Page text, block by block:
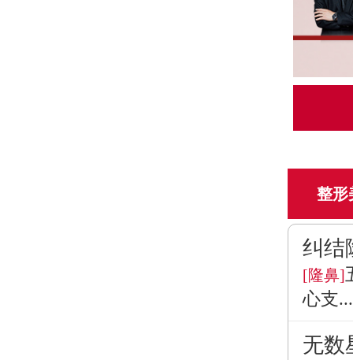
整形
纠结
[隆鼻]
心支...
无数